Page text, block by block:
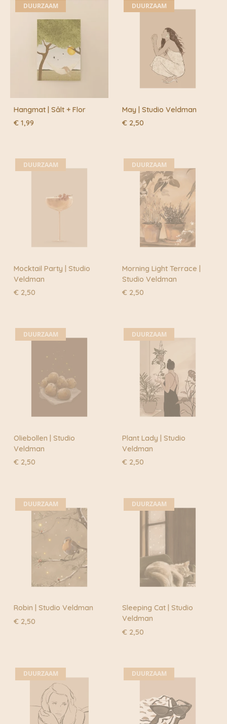
DUURZAAM
Hangmat | Sâlt + Flor
€ 1,99
DUURZAAM
May | Studio Veldman
€ 2,50
DUURZAAM
Mocktail Party | Studio
Veldman
€ 2,50
DUURZAAM
Morning Light Terrace |
Studio Veldman
€ 2,50
DUURZAAM
Oliebollen | Studio
Veldman
€ 2,50
DUURZAAM
Plant Lady | Studio
Veldman
€ 2,50
DUURZAAM
Robin | Studio Veldman
€ 2,50
DUURZAAM
Sleeping Cat | Studio
Veldman
€ 2,50
DUURZAAM DUURZAAM